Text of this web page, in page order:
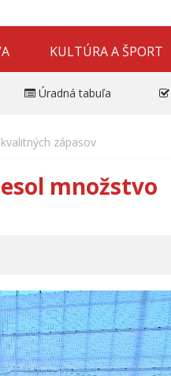
KULTÚRA A ŠPORT
Úradná tabuľa
zápasov
množstvo